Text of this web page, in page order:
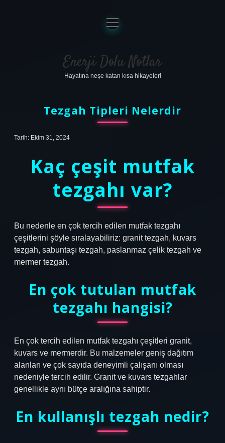
Anasayfa
Gizlilik Politikası
Yasal Uyarı
menüyü
aç
Enerji Dolu Notlar
Hayatına neşe katan kısa hikayeler!
Tezgah Tipleri Nelerdir
Tarih: Ekim 31, 2024
Kaç çeşit mutfak
tezgahı var?
Bu nedenle en çok tercih edilen mutfak tezgahı
çeşitlerini şöyle sıralayabiliriz: granit tezgah, kuvars
tezgah, sabuntaşı tezgah, paslanmaz çelik tezgah ve
mermer tezgah.
En çok tutulan mutfak
tezgahı hangisi?
En çok tercih edilen mutfak tezgahı çeşitleri granit,
kuvars ve mermerdir. Bu malzemeler geniş dağıtım
alanları ve çok sayıda deneyimli çalışanı olması
nedeniyle tercih edilir. Granit ve kuvars tezgahlar
genellikle aynı bütçe aralığına sahiptir.
En kullanışlı tezgah nedir?